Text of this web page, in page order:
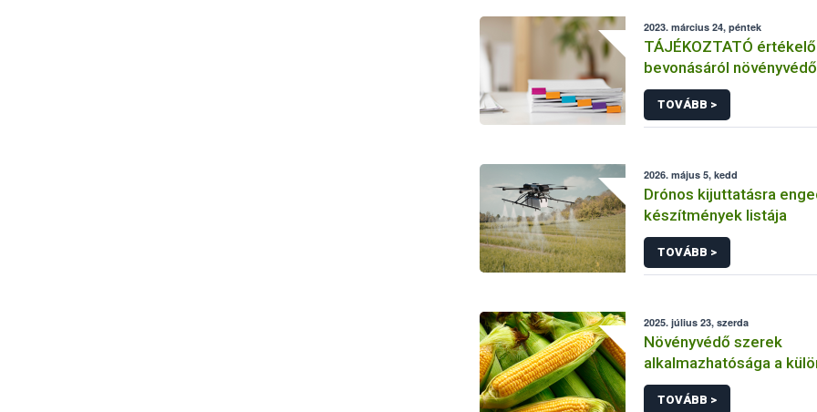
2023. március 24, péntek
TÁJÉKOZTATÓ
bevonásáról
hatóanyag és
engedélyezésére,
engedély
TOVÁBB >
2026. május 5, kedd
Drónos kijuttatásra
készítmények listája
TOVÁBB >
2025. július 23, szerda
Növényvédő szerek
alkalmazhatósága a
kukorica kultúrákban
TOVÁBB >